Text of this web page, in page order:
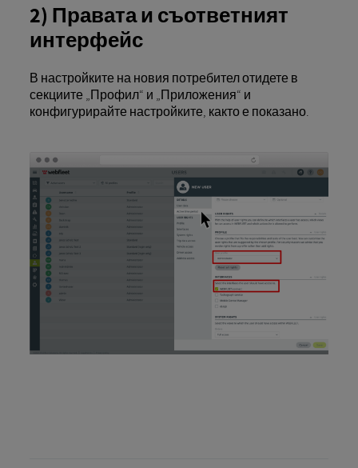
2) Правата и съответният
интерфейс
В настройките на новия потребител отидете в
секциите „Профил“ и „Приложения“ и
конфигурирайте настройките, както е показано.